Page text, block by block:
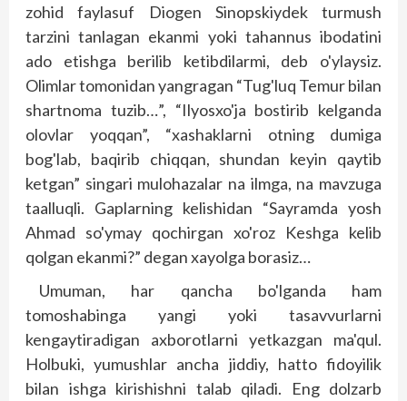
zohid faylasuf Diogen Sinopskiydek turmush
tarzini tanlagan ekanmi yoki tahannus ibodatini
ado etishga berilib ketibdilarmi, deb o'ylaysiz.
Olimlar tomonidan yangragan “Tug'luq Temur bilan
shartnoma tuzib…”, “Ilyosxo'ja bostirib kelganda
olovlar yoqqan”, “xashaklarni otning dumiga
bog'lab, baqirib chiqqan, shundan keyin qaytib
ketgan” singari mulohazalar na ilmga, na mavzuga
taalluqli. Gaplarning kelishidan “Sayramda yosh
Ahmad so'ymay qochirgan xo'roz Keshga kelib
qolgan ekanmi?” degan xayolga borasiz…
Umuman, har qancha bo'lganda ham
tomoshabinga yangi yoki tasavvurlarni
kengaytiradigan axborotlarni yetkazgan ma'qul.
Holbuki, yumushlar ancha jiddiy, hatto fidoyilik
bilan ishga kirishishni talab qiladi. Eng dolzarb